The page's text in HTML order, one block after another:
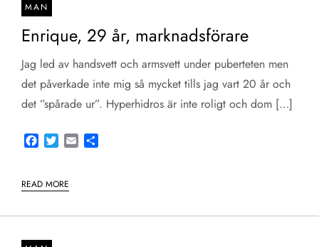
MAN
Enrique, 29 år, marknadsförare
Jag led av handsvett och armsvett under puberteten men
det påverkade inte mig så mycket tills jag vart 20 år och
det ”spårade ur”. Hyperhidros är inte roligt och dom […]
Facebook
TwitterEmail
READ MORE